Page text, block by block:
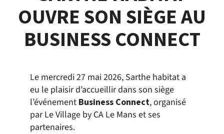
OUVRE SON SIÈGE AU
BUSINESS CONNECT
Le mercredi 27 mai 2026, Sarthe habitat a
eu le plaisir d’accueillir dans son siège
l’événement Business Connect, organisé
par Le Village by CA Le Mans et ses
partenaires.